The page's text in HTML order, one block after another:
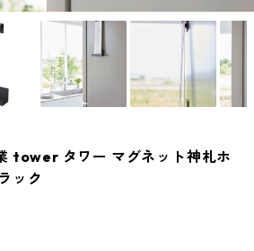
tower タワー マグネット神札ホ
ック